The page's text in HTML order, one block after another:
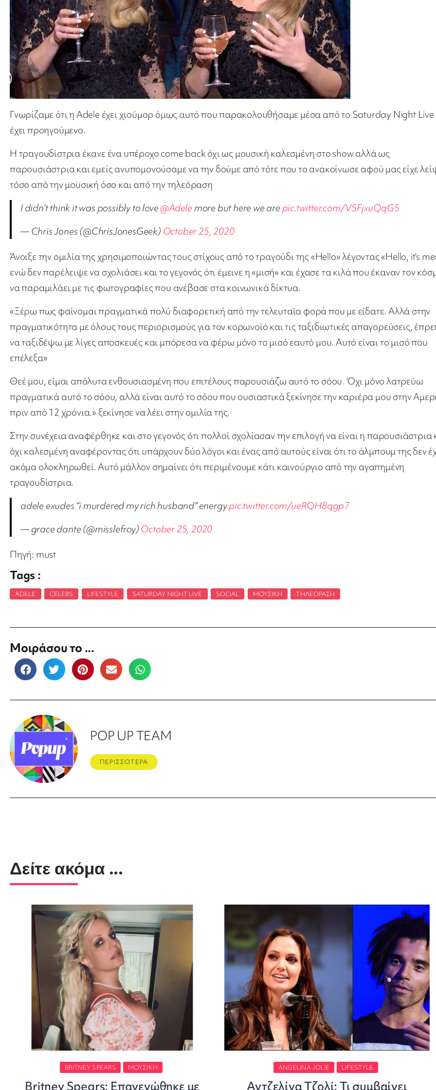
Γνωρίζαμε ότι η Adele έχει χιούμορ όμως αυτό που παρακολουθήσαμε μέσα από το Saturday Night Live
έχει προηγούμενο.
Η τραγουδίστρια έκανε ένα υπέροχο come back όχι ως μουσική καλεσμένη στο show αλλά ως
παρουσιάστρια και εμείς ανυπομονούσαμε να την δούμε από τότε που το ανακοίνωσε αφού μας είχε
τόσο από την μουσική όσο και από την τηλεόραση
I didn’t think it was possibly to love@Adele more but here we arepic.twitter.com/V5FjxuQqG5
— Chris Jones (@ChrisJonesGeek) October 25, 2020
Άνοιξε την ομιλία της χρησιμοποιώντας τους στίχους από το τραγούδι της «Hello» λέγοντας «Hello, it’s
ενώ δεν παρέλειψε να σχολιάσει και το γεγονός ότι έμεινε η «μισή» και έχασε τα κιλά που έκαναν τον
να παραμιλάει με τις φωτογραφίες που ανέβασε στα κοινωνικά δίκτυα.
«Ξέρω πως φαίνομαι πραγματικά πολύ διαφορετική από την τελευταία φορά που με είδατε. Αλλά στην
πραγματικότητα με όλους τους περιορισμούς για τον κορωνοϊό και τις ταξιδιωτικές απαγορεύσεις,
να ταξιδέψω με λίγες αποσκευές και μπόρεσα να φέρω μόνο το μισό εαυτό μου. Αυτό είναι το μισό που
επέλεξα»
Θεέ μου, είμαι απόλυτα ενθουσιασμένη που επιτέλους παρουσιάζω αυτό το σόου. Όχι μόνο λατρεύω
πραγματικά αυτό το σόου, αλλά είναι αυτό το σόου που ουσιαστικά ξεκίνησε την καριέρα μου στην
πριν από 12 χρόνια.» ξεκίνησε να λέει στην ομιλία της.
Στην συνέχεια αναφέρθηκε και στο γεγονός ότι πολλοί σχολίασαν την επιλογή να είναι η παρουσιάστρια
όχι καλεσμένη αναφέροντας ότι υπάρχουν δύο λόγοι και ένας από αυτούς είναι ότι το άλμπουμ της δεν
ακόμα ολοκληρωθεί. Αυτό μάλλον σημαίνει ότι περιμένουμε κάτι καινούργιο από την αγαπημένη
τραγουδίστρια.
adele exudes “i murdered my rich husband” energypic.twitter.com/ueRQH8qgp7
— grace dante (@misslefroy)October 25, 2020
Πηγή: must
Tags :
ADELE CELEBS LIFESTYLE SATURDAY NIGHT LIVE SOCIAL ΜΟΥΣΙΚΉ ΤΗΛΕΌΡΑΣΗ
Μοιράσου το ...
POP UP TEAM
ΠΕΡΙΣΣΟΤΕΡΑ
Δείτε ακόμα ...
BRITNEY SPEARS ΜΟΥΣΙΚΉ
Britney Spears: Επανενώθηκε με
ANGELINA JOLIE LIFESTYLE
Αντζελίνα Τζολί: Τι συμβαίνει